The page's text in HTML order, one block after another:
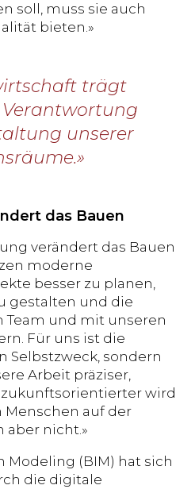
soll, muss sie auch
bieten.»
trägt
Verantwortung
unserer
das Bauen
verändert das Bauen
moderne
besser zu planen,
gestalten und die
und mit unseren
Für uns ist die
Selbstzweck, sondern
Arbeit präziser,
wird
auf der
aber nicht.»
(BIM) hat sich
die digitale